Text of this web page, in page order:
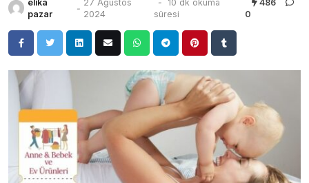
elika
pazar
-
27 Ağustos
2024
-
10 dk okuma
süresi
486
0